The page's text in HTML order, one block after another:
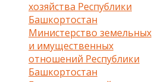
хозяйства Республики
Башкортостан
Министерство земельных
и имущественных
отношений Республики
Башкортостан